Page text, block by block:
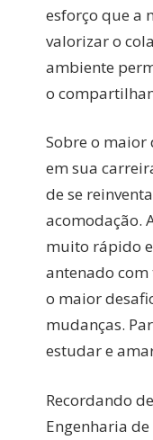
esforço que a
valorizar o
ambiente
o
Sobre o maior
em sua
de se
acomodação.
muito rápido
antenado com
o maior
mudanças.
estudar e
Recordando
Engenharia